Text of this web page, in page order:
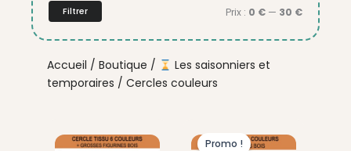
min
max
Filtrer Prix : 0 € — 30 €
Accueil / Boutique /
Les saisonniers et
temporaires / Cercles couleurs
Plage
produit
Promo !
Le
Le